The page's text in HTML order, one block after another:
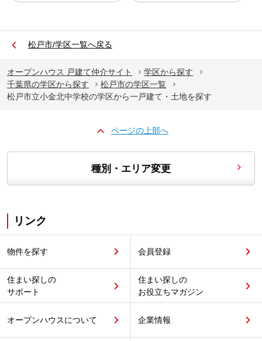
松戸市/学区一覧へ戻る
オープンハウス 戸建て仲介サイト
学区から探す
千葉県の学区から探す
松戸市の学区一覧
松戸市立小金北中学校の学区から一戸建て・土地を探す
ページの上部へ
種別・エリア変更
リンク
物件を探す 会員登録
住まい探しの
サポート
住まい探しの
お役立ちマガジン
オープンハウスについて 企業情報